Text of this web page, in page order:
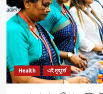
স্বদেশি
বস্ত্রের
সম্ভার।
Health এই মুহূর্তে